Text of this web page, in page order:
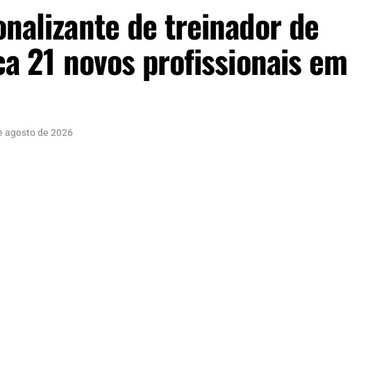
de treinador de
21 novos profissionais em
agosto de 2026